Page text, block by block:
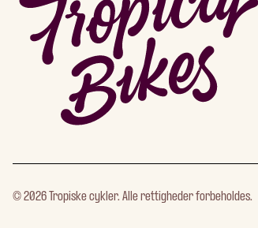
©2026 Tropiske cykler. Alle rettigheder forbeholdes.